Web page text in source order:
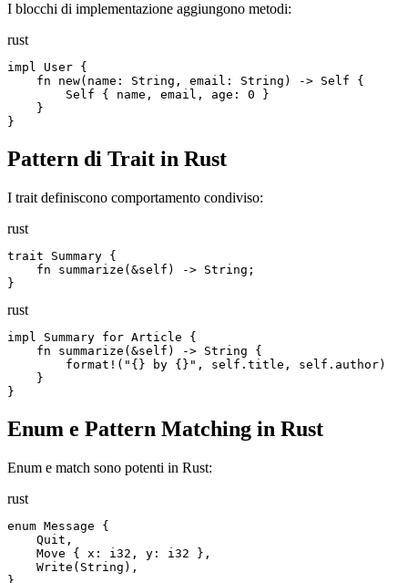
I blocchi di implementazione aggiungono metodi:
rust
impl User {
    fn new(name: String, email: String) -> Self {
        Self { name, email, age: 0 }
    }
}
Pattern di Trait in Rust
I trait definiscono comportamento condiviso:
rust
trait Summary {
    fn summarize(&self) -> String;
}
rust
impl Summary for Article {
    fn summarize(&self) -> String {
        format!("{} by {}", self.title, self.author)
    }
}
Enum e Pattern Matching in Rust
Enum e match sono potenti in Rust:
rust
enum Message {
    Quit,
    Move { x: i32, y: i32 },
    Write(String),